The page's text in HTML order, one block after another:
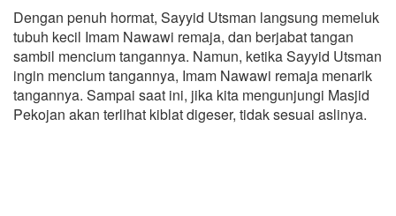
Dengan penuh hormat, Sayyid Utsman langsung memeluk
tubuh kecil Imam Nawawi remaja, dan berjabat tangan
sambil mencium tangannya. Namun, ketika Sayyid Utsman
ingin mencium tangannya, Imam Nawawi remaja menarik
tangannya. Sampai saat ini, jika kita mengunjungi Masjid
Pekojan akan terlihat kiblat digeser, tidak sesuai aslinya.